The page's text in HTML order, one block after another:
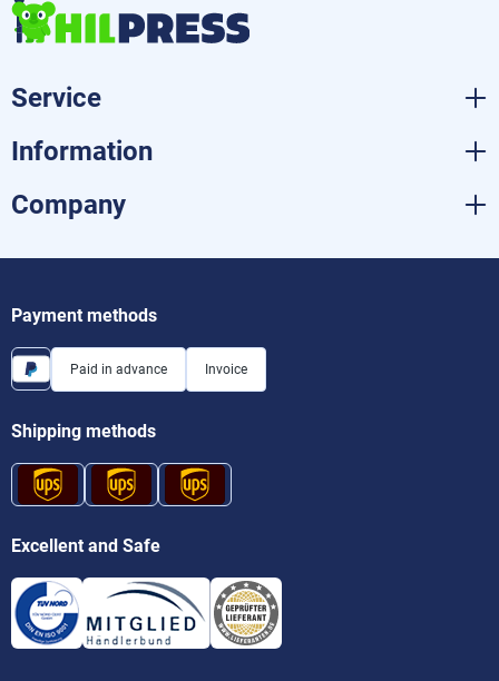
Service
Information
Company
Payment methods
Paid in advance Invoice
Shipping methods
Excellent and Safe